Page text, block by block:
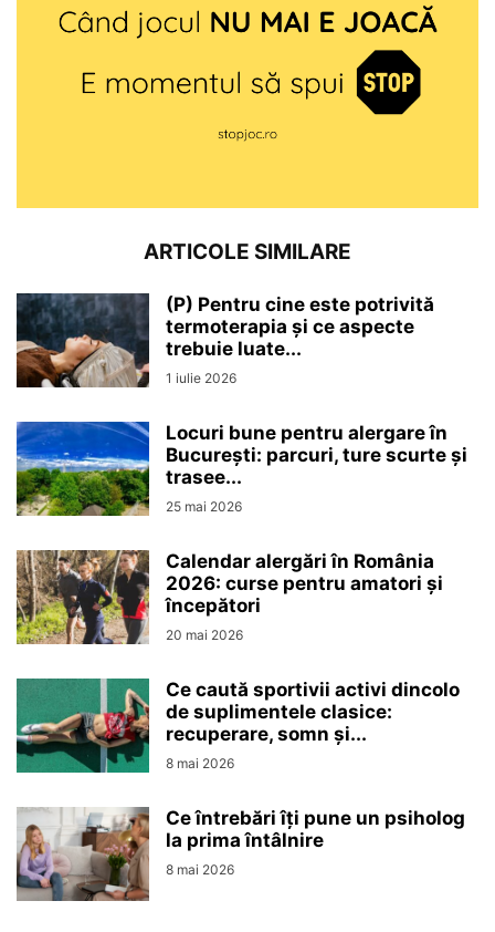
ARTICOLE SIMILARE
(P) Pentru cine este potrivită
termoterapia și ce aspecte
trebuie luate...
1 iulie 2026
Locuri bune pentru alergare în
București: parcuri, ture scurte și
trasee...
25 mai 2026
Calendar alergări în România
2026: curse pentru amatori și
începători
20 mai 2026
Ce caută sportivii activi dincolo
de suplimentele clasice:
recuperare, somn și...
8 mai 2026
Ce întrebări îți pune un psiholog
la prima întâlnire
8 mai 2026